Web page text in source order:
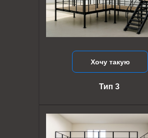
Хочу такую
Тип 3